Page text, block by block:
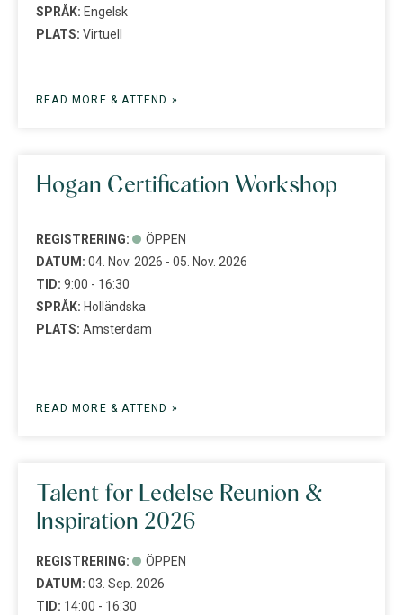
SPRÅK: Engelsk
PLATS: Virtuell
READ MORE & ATTEND »
Hogan Certification Workshop
REGISTRERING:
ÖPPEN
DATUM: 04. Nov. 2026 - 05. Nov. 2026
TID: 9:00 - 16:30
SPRÅK: Holländska
PLATS: Amsterdam
READ MORE & ATTEND »
Talent for Ledelse Reunion &
Inspiration 2026
REGISTRERING:
ÖPPEN
DATUM: 03. Sep. 2026
TID: 14:00 - 16:30